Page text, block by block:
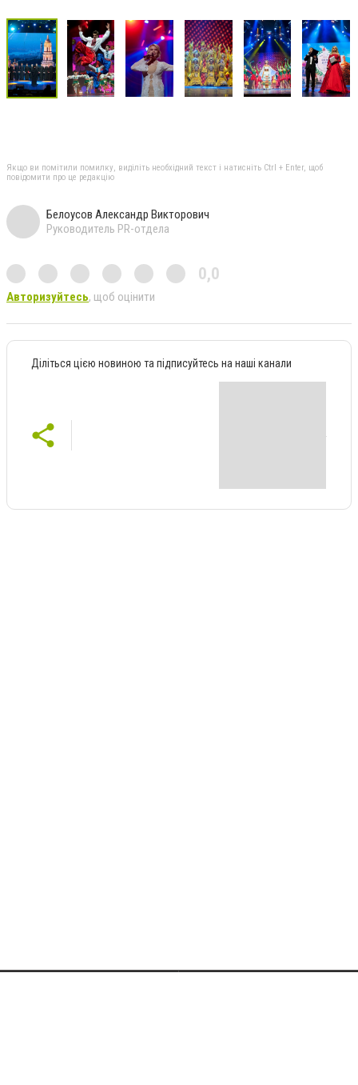
Якщо ви помітили помилку, виділіть необхідний текст і натисніть Ctrl + Enter, щоб
повідомити про це редакцію
Белоусов Александр Викторович
Руководитель PR-отдела
0,0
Авторизуйтесь, щоб оцінити
Діліться цією новиною та підписуйтесь на наші канали